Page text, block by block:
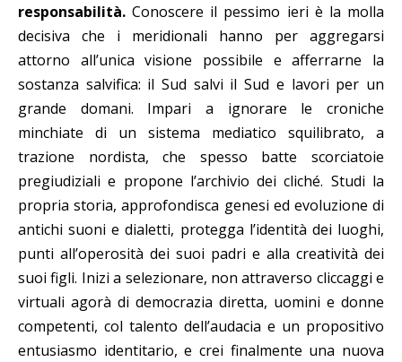
responsabilità. Conoscere il pessimo ieri è la molla
decisiva che i meridionali hanno per aggregarsi
attorno all’unica visione possibile e afferrarne la
sostanza salvifica: il Sud salvi il Sud e lavori per un
grande domani. Impari a ignorare le croniche
minchiate di un sistema mediatico squilibrato, a
trazione nordista, che spesso batte scorciatoie
pregiudiziali e propone l’archivio dei cliché. Studi la
propria storia, approfondisca genesi ed evoluzione di
antichi suoni e dialetti, protegga l’identità dei luoghi,
punti all’operosità dei suoi padri e alla creatività dei
suoi figli. Inizi a selezionare, non attraverso cliccaggi e
virtuali agorà di democrazia diretta, uomini e donne
competenti, col talento dell’audacia e un propositivo
entusiasmo identitario, e crei finalmente una nuova